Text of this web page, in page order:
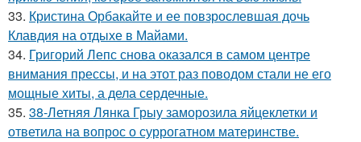
33. Кристина Орбакайте и ее повзрослевшая дочь
Клавдия на отдыхе в Майами.
34. Григорий Лепс снова оказался в самом центре
внимания прессы, и на этот раз поводом стали не его
мощные хиты, а дела сердечные.
35. 38-Летняя Лянка Грыу заморозила яйцеклетки и
ответила на вопрос о суррогатном материнстве.